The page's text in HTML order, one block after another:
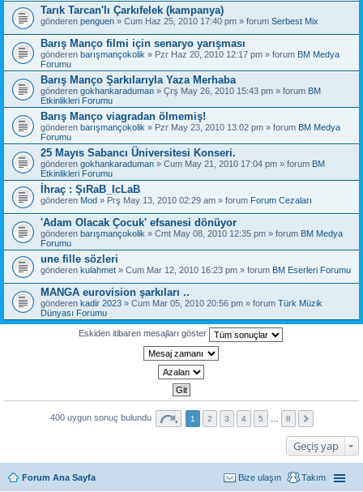
Tarık Tarcan'lı Çarkıfelek (kampanya)
gönderen penguen » Cum Haz 25, 2010 17:40 pm » forum Serbest Mix
Barış Manço filmi için senaryo yarışması
gönderen barışmançokolik » Pzr Haz 20, 2010 12:17 pm » forum BM Medya
Forumu
Barış Manço Şarkılarıyla Yaza Merhaba
gönderen gokhankaraduman » Çrş May 26, 2010 15:43 pm » forum BM
Etkinlikleri Forumu
Barış Manço viagradan ölmemiş!
gönderen barışmançokolik » Pzr May 23, 2010 13:02 pm » forum BM Medya
Forumu
25 Mayıs Sabancı Üniversitesi Konseri.
gönderen gokhankaraduman » Cum May 21, 2010 17:04 pm » forum BM
Etkinlikleri Forumu
İhraç : ŞıRaB_IcLaB
gönderen Mod » Prş May 13, 2010 02:29 am » forum Forum Cezaları
'Adam Olacak Çocuk' efsanesi dönüyor
gönderen barışmançokolik » Cmt May 08, 2010 12:35 pm » forum BM Medya
Forumu
une fille sözleri
gönderen kulahmet » Cum Mar 12, 2010 16:23 pm » forum BM Eserleri Forumu
MANGA eurovision şarkıları ..
gönderen kadir 2023 » Cum Mar 05, 2010 20:56 pm » forum Türk Müzik
Dünyası Forumu
Eskiden itibaren mesajları göster
400 uygun sonuç bulundu 1 2 3 4 5 8
Geçiş yap
Forum Ana Sayfa Takım
Bize ulaşın